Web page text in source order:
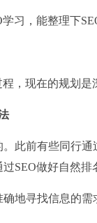
习，能整理下
，现在的规划
此前有些同行通
SEO做好自然
地寻找信息的